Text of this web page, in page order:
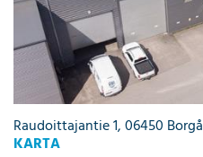
Raudoittajantie 1, 06450 Borgå
KARTA